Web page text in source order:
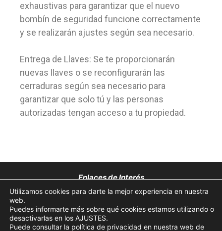
exhaustivas para garantizar que el nuevo
bombín de seguridad funcione correctamente
y se realizarán ajustes según sea necesario.
Entrega de Llaves: Se te proporcionarán
nuevas llaves o se reconfigurarán las
cerraduras según sea necesario para
garantizar que solo tú y las personas
autorizadas tengan acceso a tu propiedad.
Enlaces de Interés
Política de Privacidad
Utilizamos cookies para darte la mejor experiencia en nuestra
web.
Puedes informarte más sobre qué cookies estamos utilizando o
desactivarlas en los AJUSTES.
Puede consultar la política de privacidad en nuestra web de